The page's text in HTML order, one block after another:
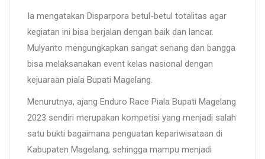
Ia mengatakan Disparpora betul-betul totalitas agar
kegiatan ini bisa berjalan dengan baik dan lancar.
Mulyanto mengungkapkan sangat senang dan bangga
bisa melaksanakan event kelas nasional dengan
kejuaraan piala Bupati Magelang.
Menurutnya, ajang Enduro Race Piala Bupati Magelang
2023 sendiri merupakan kompetisi yang menjadi salah
satu bukti bagaimana penguatan kepariwisataan di
Kabupaten Magelang, sehingga mampu menjadi